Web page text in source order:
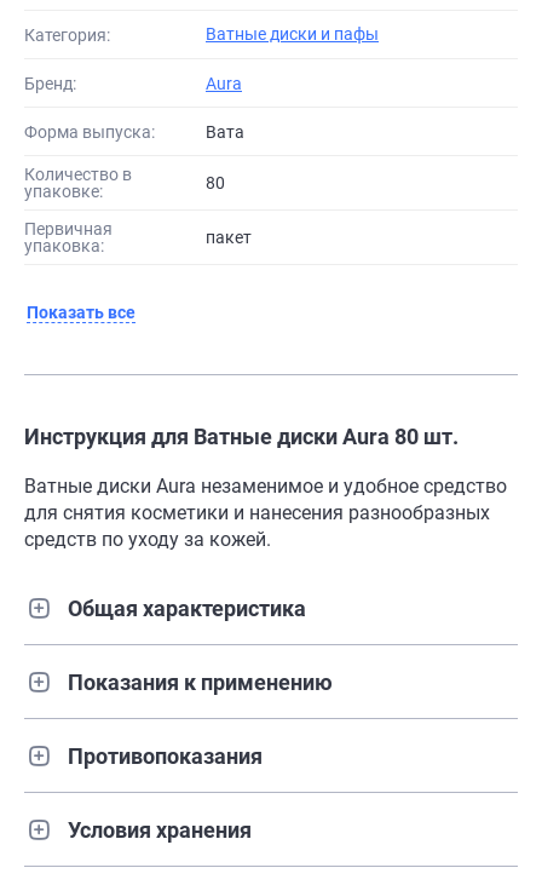
Категория: Ватные диски и пафы
Бренд: Aura
Форма выпуска: Вата
Количество в
упаковке:
80
Первичная
упаковка:
пакет
Показать все
Инструкция для Ватные диски Aura 80 шт.
Ватные диски Aura незаменимое и удобное средство
для снятия косметики и нанесения разнообразных
средств по уходу за кожей.
Общая характеристика
Показания к применению
Противопоказания
Условия хранения